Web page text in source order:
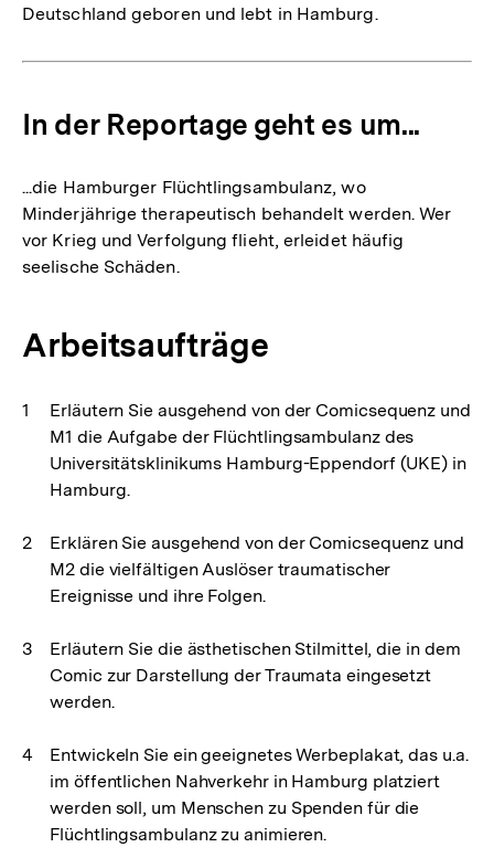
Deutschland geboren und lebt in Hamburg.
In der Reportage geht es um...
...die Hamburger Flüchtlingsambulanz, wo
Minderjährige therapeutisch behandelt werden. Wer
vor Krieg und Verfolgung flieht, erleidet häufig
seelische Schäden.
Arbeitsaufträge
Erläutern Sie ausgehend von der Comicsequenz und
M1 die Aufgabe der Flüchtlingsambulanz des
Universitätsklinikums Hamburg-Eppendorf (UKE) in
Hamburg.
Erklären Sie ausgehend von der Comicsequenz und
M2 die vielfältigen Auslöser traumatischer
Ereignisse und ihre Folgen.
Erläutern Sie die ästhetischen Stilmittel, die in dem
Comic zur Darstellung der Traumata eingesetzt
werden.
Entwickeln Sie ein geeignetes Werbeplakat, das u.a.
im öffentlichen Nahverkehr in Hamburg platziert
werden soll, um Menschen zu Spenden für die
Flüchtlingsambulanz zu animieren.